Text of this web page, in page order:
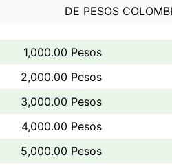
DE PESOS
1,000.00 Pesos
2,000.00 Pesos
3,000.00 Pesos
4,000.00 Pesos
5,000.00 Pesos